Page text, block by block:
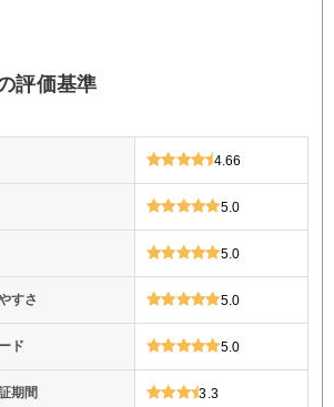
評価基準
4.66
5.0
5.0
すさ 5.0
ド 5.0
期間 3.3